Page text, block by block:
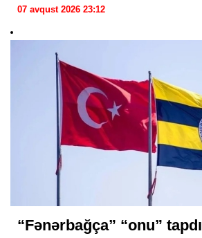
07 avqust 2026 23:12
“Fənərbağça” “onu” tapdı